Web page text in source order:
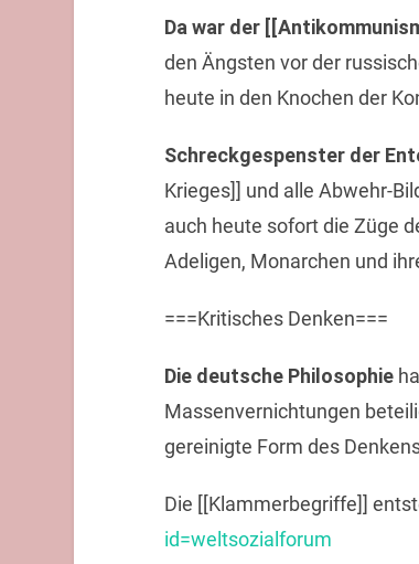
Da war der
den Ängsten vor der
heute in den Knochen der
Schreckgespenster der
Krieges]] und alle Abwehr-
auch heute sofort die Züge
Adeligen, Monarchen und
===Kritisches Denken===
Die deutsche Philosophie
Massenvernichtungen
gereinigte Form des
Die [[Klammerbegriffe]]
id=weltsozialforum